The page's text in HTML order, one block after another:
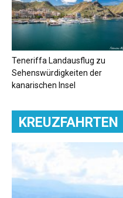
Teneriffa Landausflug zu
Sehenswürdigkeiten der
kanarischen Insel
KREUZFAHRTEN